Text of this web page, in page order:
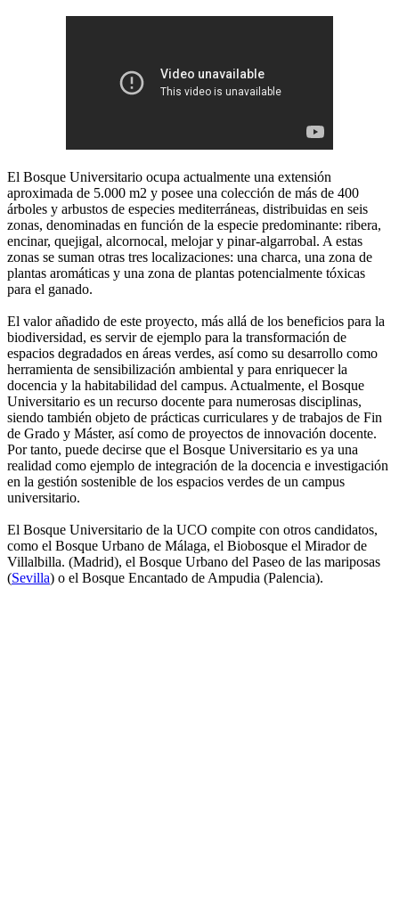
El Bosque Universitario ocupa actualmente una extensión
aproximada de 5.000 m2 y posee una colección de más de 400
árboles y arbustos de especies mediterráneas, distribuidas en seis
zonas, denominadas en función de la especie predominante: ribera,
encinar, quejigal, alcornocal, melojar y pinar-algarrobal. A estas
zonas se suman otras tres localizaciones: una charca, una zona de
plantas aromáticas y una zona de plantas potencialmente tóxicas
para el ganado.
El valor añadido de este proyecto, más allá de los beneficios para la
biodiversidad, es servir de ejemplo para la transformación de
espacios degradados en áreas verdes, así como su desarrollo como
herramienta de sensibilización ambiental y para enriquecer la
docencia y la habitabilidad del campus. Actualmente, el Bosque
Universitario es un recurso docente para numerosas disciplinas,
siendo también objeto de prácticas curriculares y de trabajos de Fin
de Grado y Máster, así como de proyectos de innovación docente.
Por tanto, puede decirse que el Bosque Universitario es ya una
realidad como ejemplo de integración de la docencia e investigación
en la gestión sostenible de los espacios verdes de un campus
universitario.
El Bosque Universitario de la UCO compite con otros candidatos,
como el Bosque Urbano de Málaga, el Biobosque el Mirador de
Villalbilla. (Madrid), el Bosque Urbano del Paseo de las mariposas
(Sevilla) o el Bosque Encantado de Ampudia (Palencia).